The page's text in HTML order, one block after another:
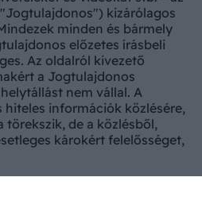
kizárólagos
minden és bármely
előzetes írásbeli
Az oldalról kivezető
a Jogtulajdonos
nem vállal. A
információk közlésére,
törekszik, de a közlésből,
károkért felelősséget,